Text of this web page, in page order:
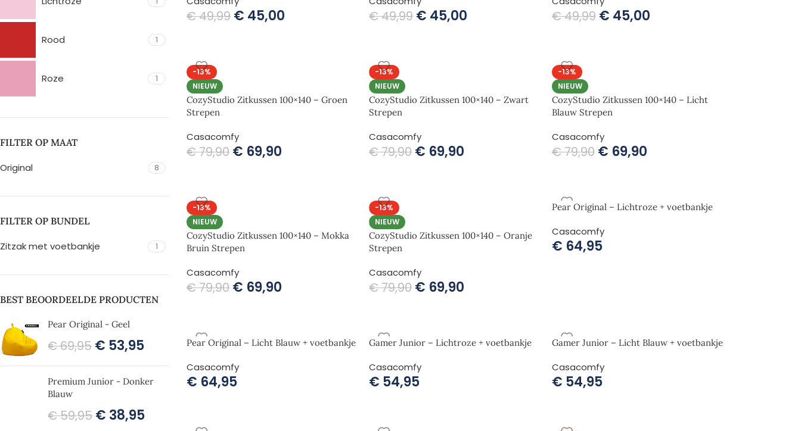
Rood 1
Roze 1
FILTER OP MAAT
Original 8
FILTER OP BUNDEL
Zitzak met voetbankje 1
BEST BEOORDEELDE PRODUCTEN
Pear Original - Geel
€69,95 € 53,95
Premium Junior - Donker
Blauw
€59,95 € 38,95
€49,99 € 45,00 €49,99 € 45,00 €49,99 € 45,00
-13%
NIEUW
CozyStudio Zitkussen 100×140 – Groen
Strepen
Casacomfy
€79,90 € 69,90
-13%
NIEUW
CozyStudio Zitkussen 100×140 – Zwart
Strepen
Casacomfy
€79,90 € 69,90
-13%
NIEUW
CozyStudio Zitkussen 100×140 – Licht
Blauw Strepen
Casacomfy
€79,90 € 69,90
-13%
NIEUW
CozyStudio Zitkussen 100×140 – Mokka
Bruin Strepen
Casacomfy
€79,90 € 69,90
-13%
NIEUW
CozyStudio Zitkussen 100×140 – Oranje
Strepen
Casacomfy
€79,90 € 69,90
Pear Original – Lichtroze + voetbankje
Casacomfy
€ 64,95
Pear Original – Licht Blauw + voetbankje
Casacomfy
€ 64,95
Gamer Junior – Lichtroze + voetbankje
Casacomfy
€ 54,95
Gamer Junior – Licht Blauw + voetbankje
Casacomfy
€ 54,95